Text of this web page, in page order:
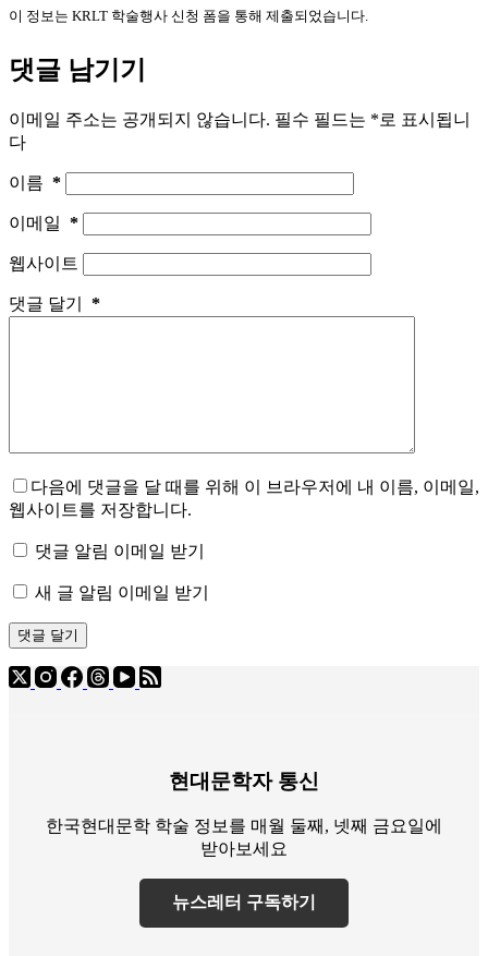
이 정보는 KRLT 학술행사 신청 폼을 통해 제출되었습니다.
댓글 남기기
이메일 주소는 공개되지 않습니다. 필수 필드는 *로 표시됩니
다
이름 *
이메일 *
웹사이트
댓글 달기 *
다음에 댓글을 달 때를 위해 이 브라우저에 내 이름, 이메일,
웹사이트를 저장합니다.
댓글 알림 이메일 받기
새 글 알림 이메일 받기
댓글 달기
현대문학자 통신
한국현대문학 학술 정보를 매월 둘째, 넷째 금요일에
받아보세요
뉴스레터 구독하기